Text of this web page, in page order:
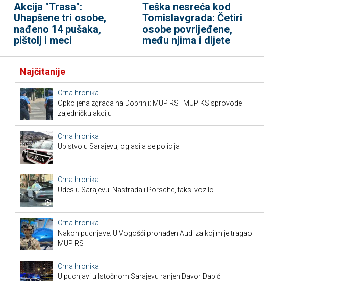
Akcija "Trasa":
Uhapšene tri osobe,
nađeno 14 pušaka,
pištolj i meci
Teška nesreća kod
Tomislavgrada: Četiri
osobe povrijeđene,
među njima i dijete
Najčitanije
Crna hronika
Opkoljena zgrada na Dobrinji: MUP RS i MUP KS sprovode
zajedničku akciju
Crna hronika
Ubistvo u Sarajevu, oglasila se policija
Crna hronika
Udes u Sarajevu: Nastradali Porsche, taksi vozilo...
Crna hronika
Nakon pucnjave: U Vogošći pronađen Audi za kojim je tragao
MUP RS
Crna hronika
U pucnjavi u Istočnom Sarajevu ranjen Davor Dabić